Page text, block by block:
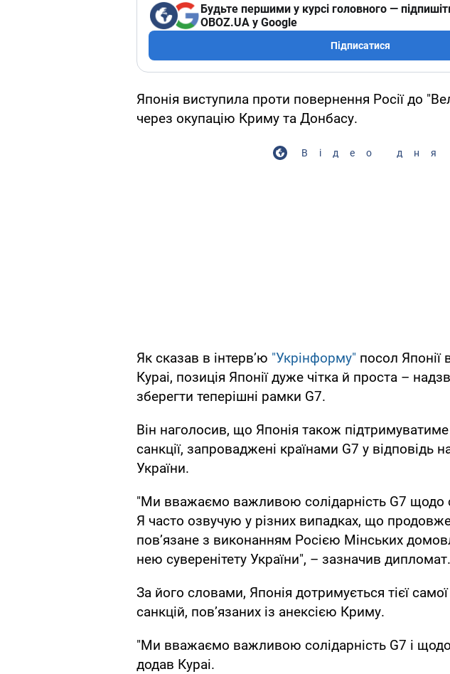
Будьте першими у курсі головного —
OBOZ.UA у Google
Підписатися
Японія виступила проти повернення Росії до
через окупацію Криму та Донбасу.
Відео дня
Як сказав в інтерв’ю "Укрінформу" посол Японії
Кураі, позиція Японії дуже чітка й проста –
зберегти теперішні рамки G7.
Він наголосив, що Японія також підтримуватиме
санкції, запроваджені країнами G7 у відповідь
України.
"Ми вважаємо важливою солідарність G7 щодо
Я часто озвучую у різних випадках, що
пов’язане з виконанням Росією Мінських
нею суверенітету України", – зазначив дипломат.
За його словами, Японія дотримується тієї
санкцій, пов’язаних із анексією Криму.
"Ми вважаємо важливою солідарність G7 і
додав Кураі.